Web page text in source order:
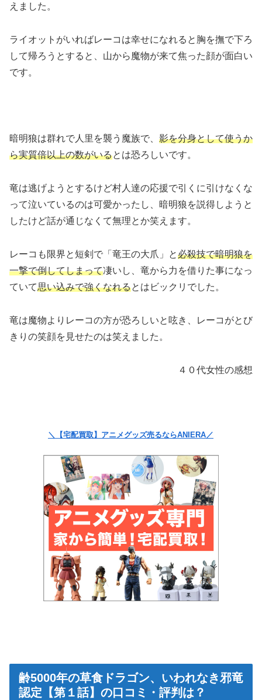
えました。
ライオットがいればレーコは幸せになれると胸を撫で下ろ
して帰ろうとすると、山から魔物が来て焦った顔が面白い
です。
暗明狼は群れで人里を襲う魔族で、 影を分身として使うか
ら実質倍以上の数がいるとは恐ろしいです。
竜は逃げようとするけど村人達の応援で引くに引けなくな
って泣いているのは可愛かったし、暗明狼を説得しようと
したけど話が通じなくて無理とか笑えます。
レーコも限界と短剣で「竜王の大爪」と必殺技で暗明狼を
一撃で倒してしまって凄いし、竜から力を借りた事になっ
ていて思い込みで強くなれるとはビックリでした。
竜は魔物よりレーコの方が恐ろしいと呟き、レーコがとび
きりの笑顔を見せたのは笑えました。
４０代女性の感想
＼【宅配買取】アニメグッズ売るならANIERA／
齢5000年の草食ドラゴン、いわれなき邪竜
認定【第１話】の口コミ・評判は？